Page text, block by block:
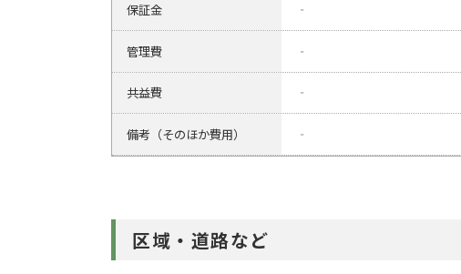
保証金 ‐
管理費 ‐
共益費 ‐
備考（そのほか費用） ‐
区域・道路など